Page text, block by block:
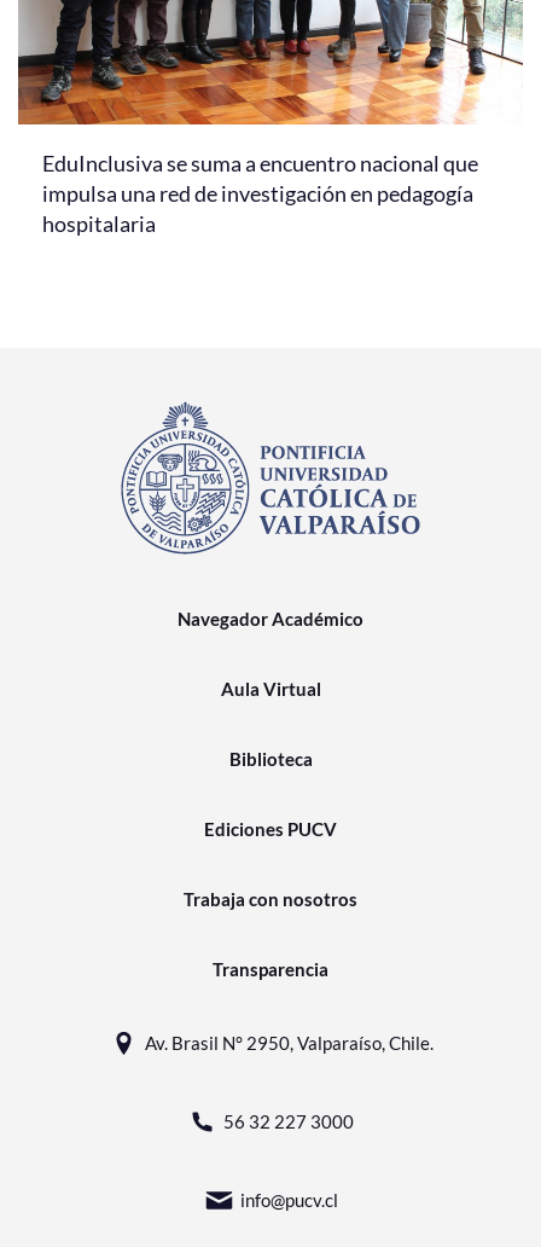
EduInclusiva se suma a encuentro nacional que
impulsa una red de investigación en pedagogía
hospitalaria
Navegador Académico
Aula Virtual
Biblioteca
Ediciones PUCV
Trabaja con nosotros
Transparencia
Av. Brasil N° 2950, Valparaíso, Chile.
56 32 227 3000
info@pucv.cl